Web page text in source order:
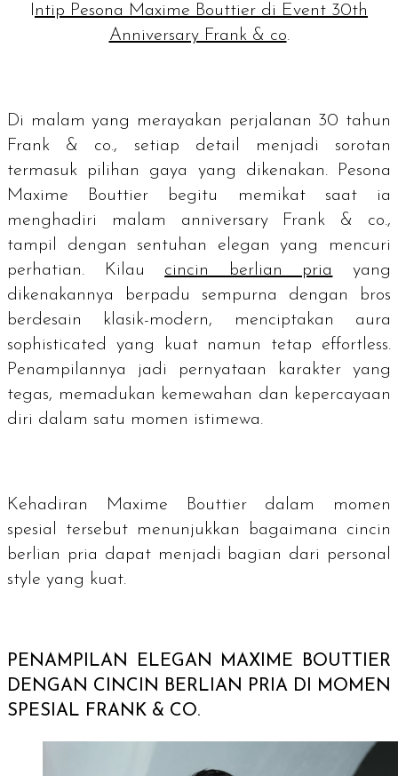
ntip Pesona Maxime Bouttier di Event 30th
Anniversary Frank & co.
Di malam yang merayakan perjalanan 30 tahun
Frank & co., setiap detail menjadi sorotan
termasuk pilihan gaya yang dikenakan. Pesona
Maxime Bouttier begitu memikat saat ia
menghadiri malam anniversary
Frank & co.,
tampil dengan sentuhan elegan yang mencuri
perhatian. Kilau cincin berlian pria
yang
dikenakannya berpadu sempurna dengan bros
berdesain klasik-modern, menciptakan aura
sophisticated yang kuat namun tetap effortless.
Penampilannya jadi pernyataan karakter yang
tegas, memadukan kemewahan dan kepercayaan
diri dalam satu momen istimewa.
Kehadiran Maxime Bouttier dalam momen
spesial tersebut menunjukkan bagaimana cincin
berlian pria dapat menjadi bagian dari personal
style yang kuat.
PENAMPILAN ELEGAN MAXIME BOUTTIER
DENGAN CINCIN BERLIAN PRIA DI MOMEN
SPESIAL FRANK & CO.